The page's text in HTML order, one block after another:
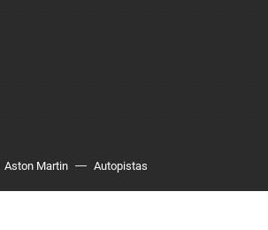
Aston Martin Autopistas